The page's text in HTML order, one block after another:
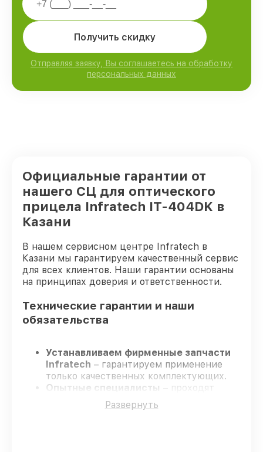
Получить скидку
Отправляя заявку, Вы соглашаетесь на обработку
персональных данных
Официальные гарантии от
нашего СЦ для оптического
прицела Infratech IT-404DK в
Казани
В нашем сервисном центре Infratech в
Казани мы гарантируем качественный сервис
для всех клиентов. Наши гарантии основаны
на принципах доверия и ответственности.
Технические гарантии и наши
обязательства
Устанавливаем фирменные запчасти
Infratech – гарантируем применение
только качественных комплектующих.
Опытные специалисты
– проходят
жёсткий контроль знаний и навыков, что
обеспечивает надёжную работу
Развернуть